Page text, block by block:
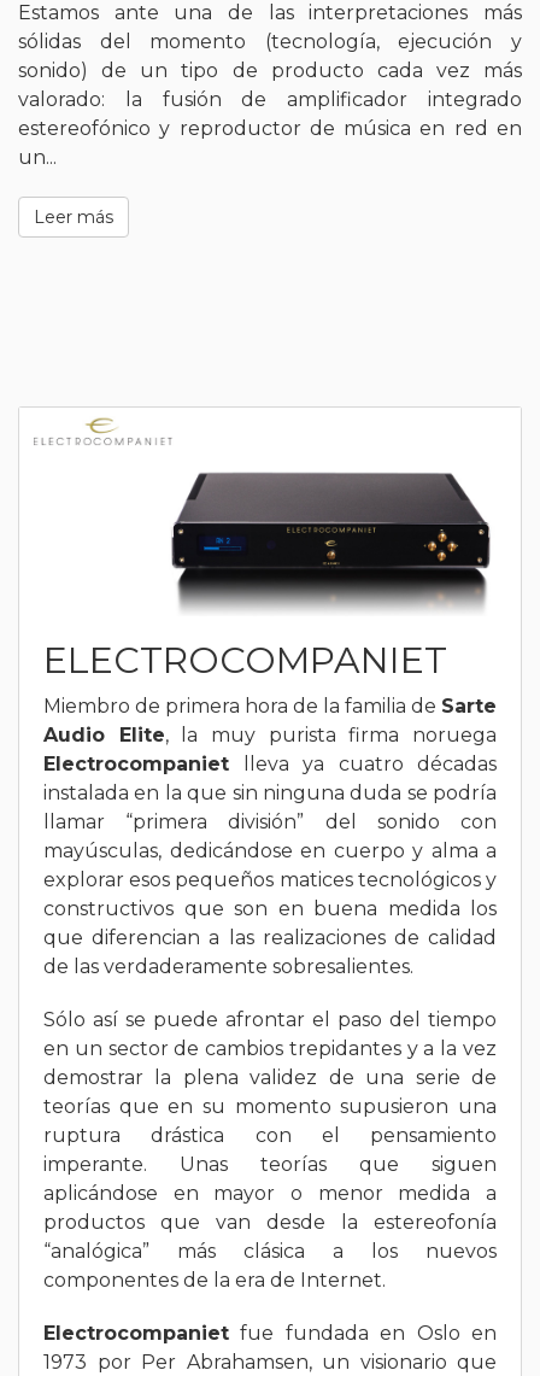
Estamos ante una de las interpretaciones más
sólidas del momento (tecnología, ejecución y
sonido) de un tipo de producto cada vez más
valorado: la fusión de amplificador integrado
estereofónico y reproductor de música en red en
un...
Leer más
ELECTROCOMPANIET
Miembro de primera hora de la familia de Sarte
Audio Elite, la muy purista firma noruega
Electrocompaniet lleva ya cuatro décadas
instalada en la que sin ninguna duda se podría
llamar “primera división” del sonido con
mayúsculas, dedicándose en cuerpo y alma a
explorar esos pequeños matices tecnológicos y
constructivos que son en buena medida los
que diferencian a las realizaciones de calidad
de las verdaderamente sobresalientes.
Sólo así se puede afrontar el paso del tiempo
en un sector de cambios trepidantes y a la vez
demostrar la plena validez de una serie de
teorías que en su momento supusieron una
ruptura drástica con el pensamiento
imperante. Unas teorías que siguen
aplicándose en mayor o menor medida a
productos que van desde la estereofonía
“analógica” más clásica a los nuevos
componentes de la era de Internet.
Electrocompaniet fue fundada en Oslo en
1973 por Per Abrahamsen, un visionario que